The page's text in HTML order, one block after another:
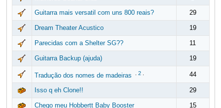
Guitarra mais versatil com uns 800 reais? 29
Dream Theater Acustico 19
Parecidas com a Shelter SG?? 11
Guitarra Backup (ajuda) 19
Tradução dos nomes de madeiras 2. 44
Isso q eh Clone!! 29
Chego meu Hobbertt Baby Booster 15